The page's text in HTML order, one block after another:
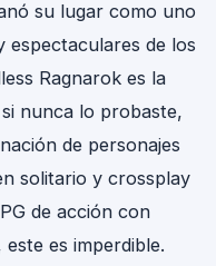
su lugar como uno
espectaculares de los
Ragnarok es la
nunca lo probaste,
de personajes
solitario y crossplay
de acción con
es imperdible.